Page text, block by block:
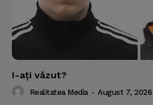
I-aţi văzut?
Realitatea Media - August 7, 2026